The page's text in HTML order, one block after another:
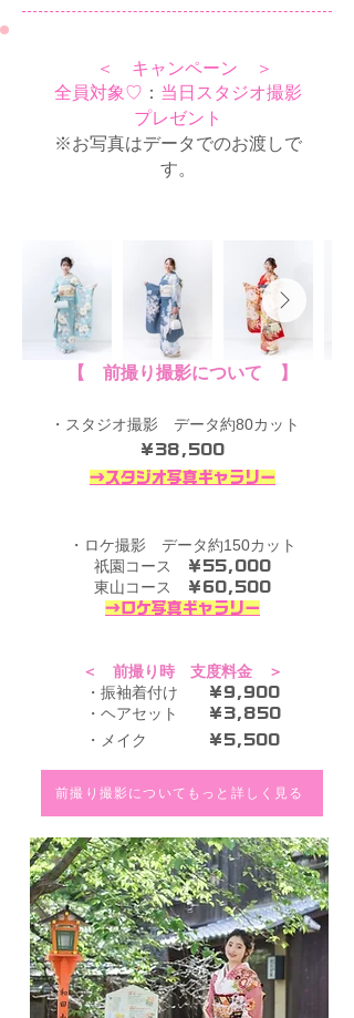
＜ ​キャンペーン ＞
全員対象♡ ： 当日スタジオ撮影
プレゼント
※お写真はデータでのお渡しで
す。
【​ 前撮り撮影について 】
・スタジオ撮影 データ約80カット
¥38,500
→スタジオ写真ギャラリー
・ロケ撮影 データ約150カット
祇園コース
￥55,000
東山コース
￥60,500
→ロケ写真ギャラリー
＜ 前撮り時 支度料金 ＞​
・振袖着付け
¥9,900
・ヘアセット ¥3,850
・メイク ¥5,500
前撮り撮影についてもっと詳しく見る